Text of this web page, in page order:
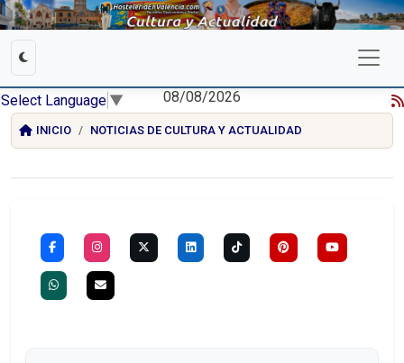
Select Language ▼ 08/08/2026
INICIO NOTICIAS DE CULTURA Y ACTUALIDAD